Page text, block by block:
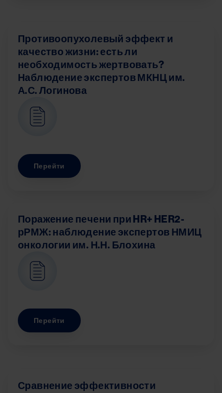
Противоопухолевый эффект и
качество жизни: есть ли
необходимость жертвовать?
Наблюдение экспертов МКНЦ им.
А.С. Логинова
Перейти
Поражение печени при HR+ HER2-
рРМЖ: наблюдение экспертов НМИЦ
онкологии им. Н.Н. Блохина
Перейти
Сравнение эффективности